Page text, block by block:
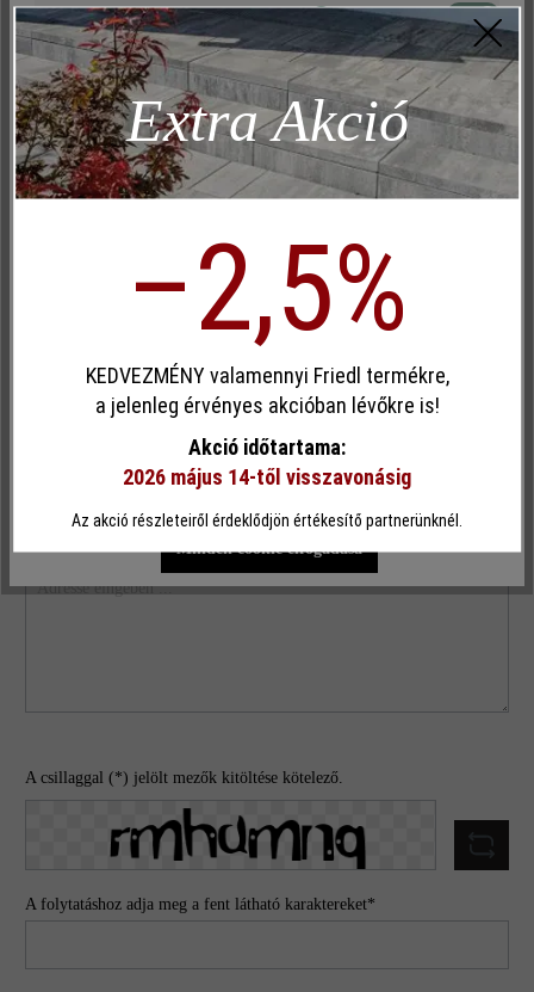
Keresztnév*
Vezetéknév*
Ihre Adresse *
A csillaggal (*) jelölt mezők kitöltése kötelező.
A folytatáshoz adja meg a fent látható karaktereket*
Műszakilag és működéshez szükséges Aktív
Marketing Inaktív
Elemzés Inaktív
Kényelem (weboldal működése) Inaktív
Kényelem (Google Térkép) Inaktív
Egyéni cookie elfogadása
Ez a webhely cookie-kat használ, hogy a lehető legjobb
funkcionalitást kínálja Önnek...További információ
Csak funkcionális cookie elfogadása
Minden cookie elfogadása
Extra Akció
–2,5%
KEDVEZMÉNY valamennyi Friedl termékre,
a jelenleg érvényes akcióban lévőkre is!
Akció időtartama:
2026 május 14-től visszavonásig
Az akció részleteiről érdeklődjön értékesítő partnerünknél.